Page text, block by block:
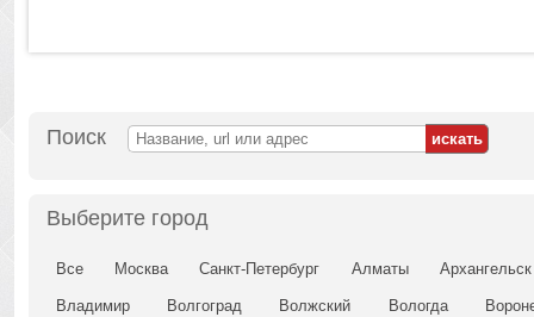
Поиск
Выберите город
Все Москва Санкт-Петербург Алматы Архангельск
Владимир Волгоград Волжский Вологда